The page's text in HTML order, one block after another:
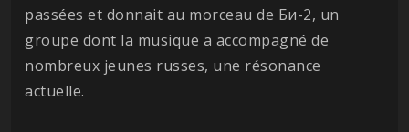
passées et donnait au morceau de Би-2, un
groupe dont la musique a accompagné de
nombreux jeunes russes, une résonance
actuelle.